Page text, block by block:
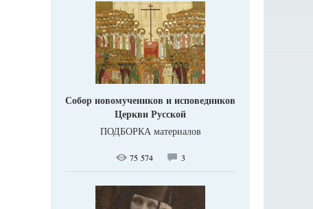
Собор новомучеников и исповедников
Церкви Русской
ПОДБОРКА материалов
75 574 3